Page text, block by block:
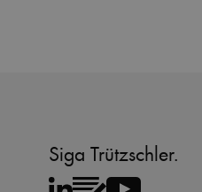
Siga Trützschler.